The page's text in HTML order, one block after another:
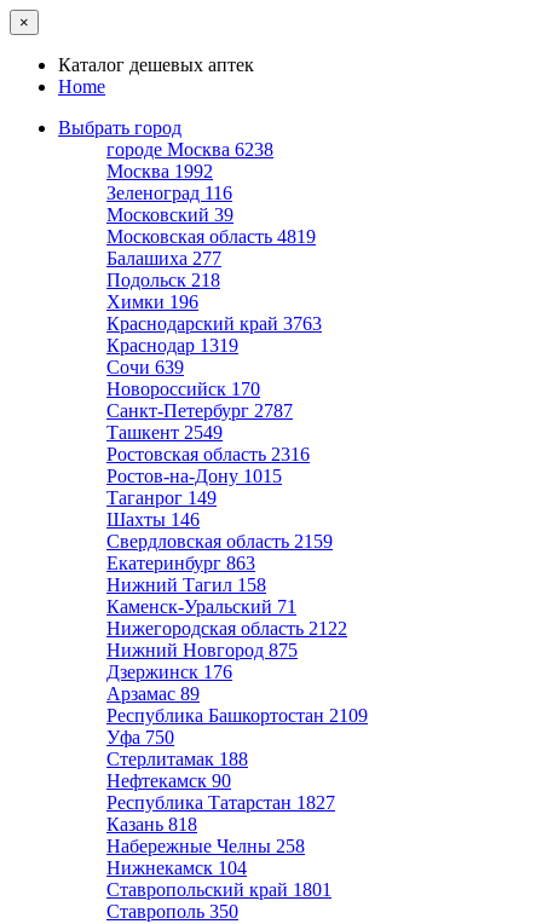
×
Каталог дешевых аптек
Home
Выбрать город
городе Москва 6238
Москва 1992
Зеленоград 116
Московский 39
Московская область 4819
Балашиха 277
Подольск 218
Химки 196
Краснодарский край 3763
Краснодар 1319
Сочи 639
Новороссийск 170
Санкт-Петербург 2787
Ташкент 2549
Ростовская область 2316
Ростов-на-Дону 1015
Таганрог 149
Шахты 146
Свердловская область 2159
Екатеринбург 863
Нижний Тагил 158
Каменск-Уральский 71
Нижегородская область 2122
Нижний Новгород 875
Дзержинск 176
Арзамас 89
Республика Башкортостан 2109
Уфа 750
Стерлитамак 188
Нефтекамск 90
Республика Татарстан 1827
Казань 818
Набережные Челны 258
Нижнекамск 104
Ставропольский край 1801
Ставрополь 350